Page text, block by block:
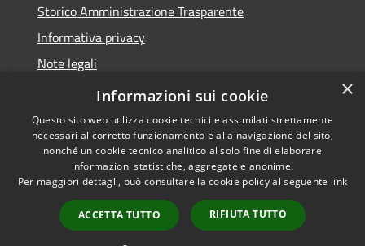
Storico Amministrazione Trasparente
Informativa privacy
Note legali
Dichiarazione di accessibilità
Accessibilità
Copyright © 2026 • Comune di
Castellalto • Powered by
Municipium•
Accesso
redazione
×
Informazioni sui cookie
Questo sito web utilizza cookie tecnici e assimilati strettamente
necessari al corretto funzionamento e alla navigazione del sito,
nonché un cookie tecnico analitico al solo fine di elaborare
informazioni statistiche, aggregate e anonime.
Per maggiori dettagli, può consultare la cookie policy al seguente link
ACCETTA TUTTO RIFIUTA TUTTO